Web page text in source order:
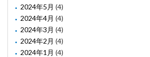
2024年5月 (4)
2024年4月 (4)
2024年3月 (4)
2024年2月 (4)
2024年1月 (4)